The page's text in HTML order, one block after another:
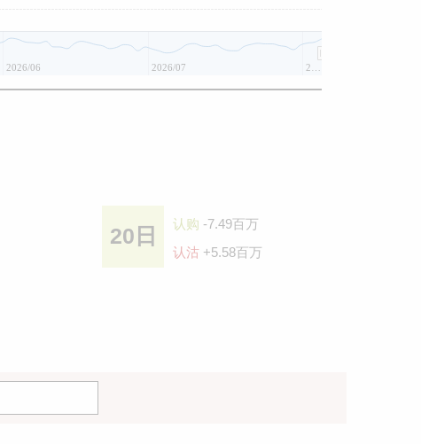
2026/06 2026/07
20日 认购 -7.49百万
认沽 +5.58百万